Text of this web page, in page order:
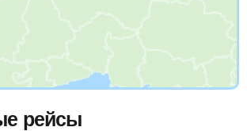
рейсы